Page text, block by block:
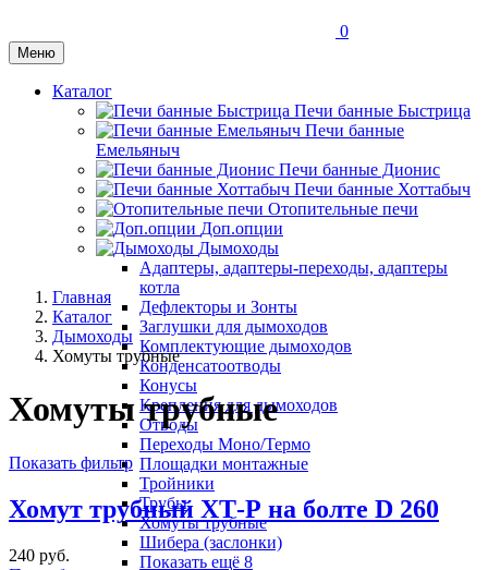
0
Меню
Каталог
Печи банные Быстрица
Печи банные
Емельяныч
Печи банные Дионис
Печи банные Хоттабыч
Отопительные печи
Доп.опции
Дымоходы
Адаптеры, адаптеры-переходы, адаптеры
котла
Дефлекторы и Зонты
Заглушки для дымоходов
Комплектующие дымоходов
Конденсатоотводы
Конусы
Крепления для дымоходов
Отводы
Переходы Моно/Термо
Площадки монтажные
Тройники
Трубы
Хомуты трубные
Шибера (заслонки)
Показать ещё 8
Главная
Каталог
Дымоходы
Хомуты трубные
Хомуты трубные
Показать фильтр
Хомут трубный ХТ-Р на болте D 260
240 руб.